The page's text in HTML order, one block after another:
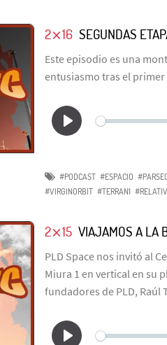
2⨯16 SEGUNDAS
Este episodio es una
entusiasmo tras el
#PODCAST #ESPACIO
#VIRGINORBIT #TERRAN1
2⨯15 VIAJAMOS A LA
PLD Space nos invitó al
Miura 1 en vertical en su
fundadores de PLD, Raúl